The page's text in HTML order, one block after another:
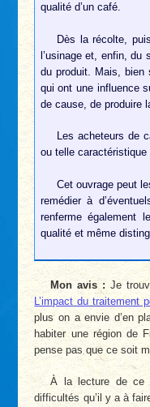
qualité d’un café.
Dès la récolte,
l’usinage et, enfin, du
du produit. Mais, bien
qui ont une influence
de cause, de produire
Les acheteurs de
ou telle caractéristique
Cet ouvrage peut
remédier à
renferme également
qualité et même
Mon avis : Je
L’impact du traitement
plus on a envie d’en
habiter une région de
pense pas que ce soit
À la lecture de ce
difficultés qu’il y a à